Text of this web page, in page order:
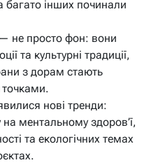
багато інших починали
не просто фон: вони
та культурні традиції,
з дорам стають
нові тренди:
ментальному здоров’ї,
та екологічних темах